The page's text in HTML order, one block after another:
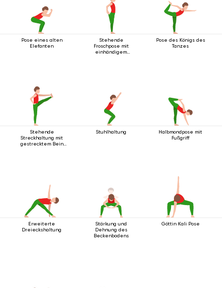
Pose eines alten
Elefanten
Stehende
Froschpose mit
einhändigem
Pose des Königs des
Tanzes
Stehende
Streckhaltung mit
gestrecktem Bein
Stuhlhaltung
Halbmondpose mit
Fußgriff
Erweiterte
Dreieckshaltung
Stärkung und
Dehnung des
Beckenbodens
Göttin Kali Pose